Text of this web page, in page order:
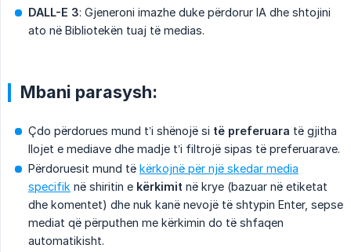
DALL-E 3: Gjeneroni imazhe duke përdorur IA dhe shtojini
ato në Bibliotekën tuaj të medias.
Mbani parasysh:
Çdo përdorues mund t’i shënojë si të preferuara të gjitha
llojet e mediave dhe madje t’i filtrojë sipas të preferuarave.
Përdoruesit mund të kërkojnë për një skedar media
specifik në shiritin e kërkimit në krye (bazuar në etiketat
dhe komentet) dhe nuk kanë nevojë të shtypin Enter, sepse
mediat që përputhen me kërkimin do të shfaqen
automatikisht.